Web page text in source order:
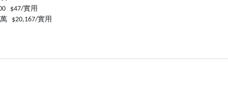
$47/實用
萬 $20,167/實用